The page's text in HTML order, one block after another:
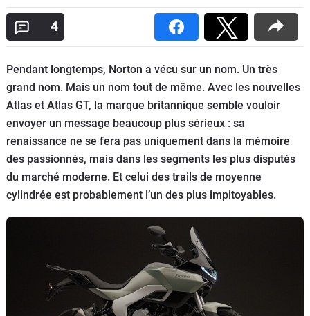
Forum
Scooters
125
Marques
Services
Auto
4
Pendant longtemps, Norton a vécu sur un nom. Un très
grand nom. Mais un nom tout de même. Avec les nouvelles
Atlas et Atlas GT, la marque britannique semble vouloir
envoyer un message beaucoup plus sérieux : sa
renaissance ne se fera pas uniquement dans la mémoire
des passionnés, mais dans les segments les plus disputés
du marché moderne. Et celui des trails de moyenne
cylindrée est probablement l’un des plus impitoyables.